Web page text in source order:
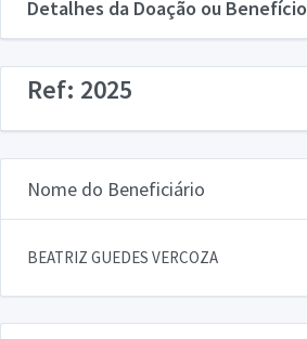
Detalhes da Doação ou Benefício
Ref: 2025
Nome do Beneficiário
BEATRIZ GUEDES VERCOZA